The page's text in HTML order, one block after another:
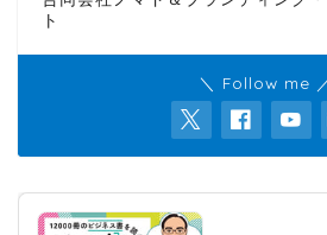
ト
＼ Follow me